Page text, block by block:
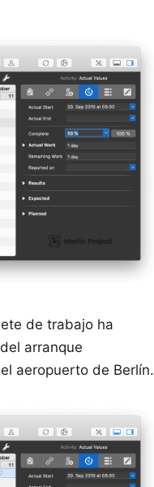
de trabajo ha
arranque
aeropuerto de Berlín.